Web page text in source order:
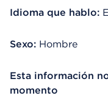
Idioma que hablo:
Sexo: Hombre
Esta información
momento